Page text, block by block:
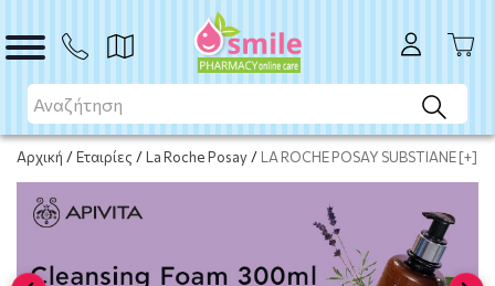
Αρχική /Εταιρίες /La Roche Posay / LA ROCHE POSAY SUBSTIANE [+]
Το προϊόν εξαντλήθηκε
Μη διαθέσιμο